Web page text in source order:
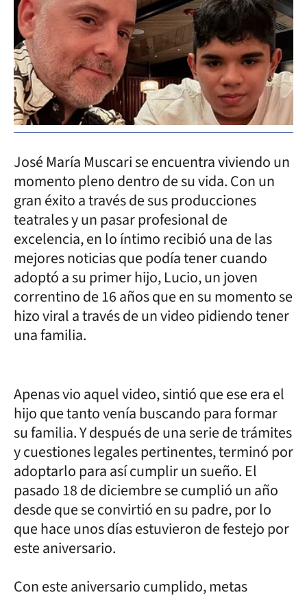
José María Muscari se encuentra viviendo un
momento pleno dentro de su vida. Con un
gran éxito a través de sus producciones
teatrales y un pasar profesional de
excelencia, en lo íntimo recibió una de las
mejores noticias que podía tener cuando
adoptó a su primer hijo, Lucio, un joven
correntino de 16 años que en su momento se
hizo viral a través de un video pidiendo tener
una familia.
Apenas vio aquel video, sintió que ese era el
hijo que tanto venía buscando para formar
su familia. Y después de una serie de trámites
y cuestiones legales pertinentes, terminó por
adoptarlo para así cumplir un sueño. El
pasado 18 de diciembre se cumplió un año
desde que se convirtió en su padre, por lo
que hace unos días estuvieron de festejo por
este aniversario.
Con este aniversario cumplido, metas